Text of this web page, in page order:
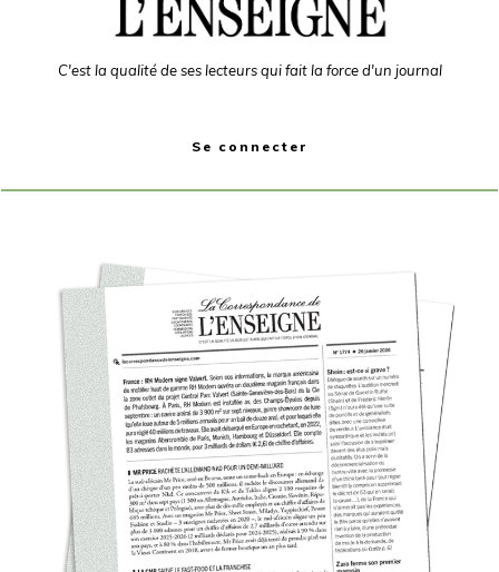
C'est la qualité de ses lecteurs qui fait la force d'un journal
Se connecter